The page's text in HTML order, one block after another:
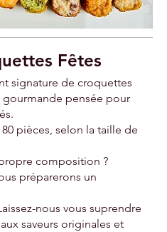
Fêtes
signature de croquettes
gourmande pensée pour
pièces, selon la taille de
composition ?
préparerons un
nous vous suprendre
saveurs originales et